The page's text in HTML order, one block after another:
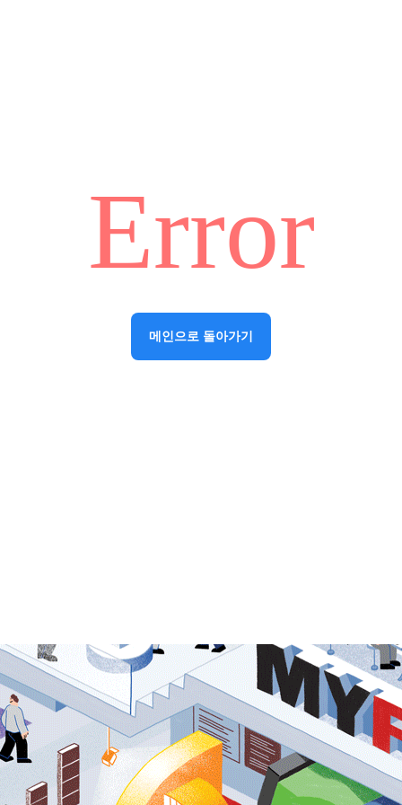
Error
메인으로 돌아가기